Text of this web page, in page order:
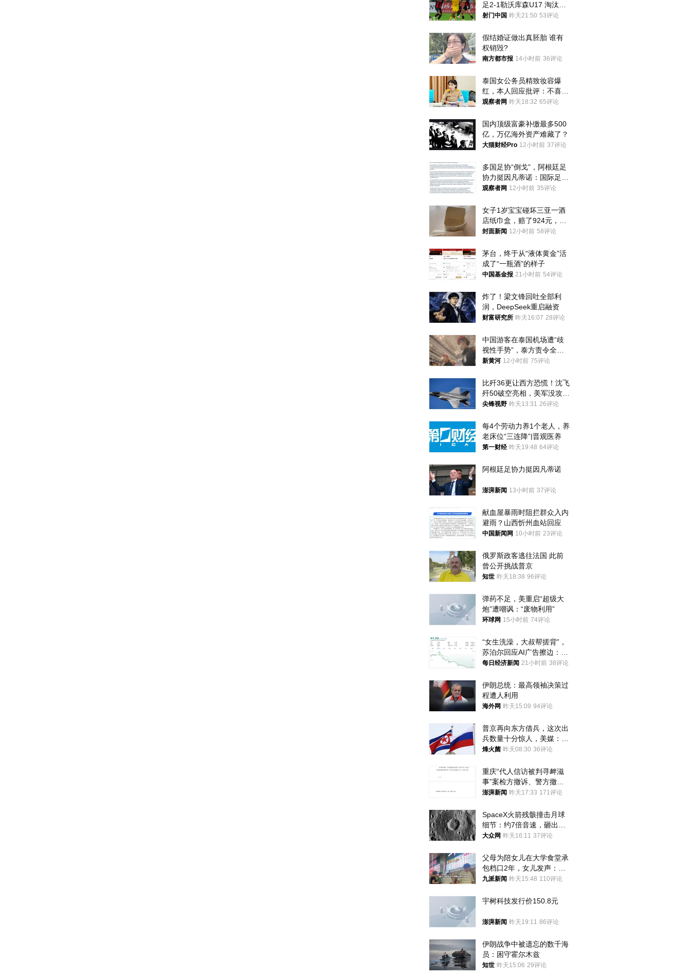
足2-1勒沃库森U17 淘汰赛
将战河床
射门中国 昨天21:50 53评论
假结婚证做出真胚胎 谁有
权销毁?
南方都市报 14小时前 36评论
泰国女公务员精致妆容爆
红，本人回应批评：不喜欢
就别看
观察者网 昨天18:32 65评论
国内顶级富豪补缴最多500
亿，万亿海外资产难藏了？
大猫财经Pro 12小时前 37评论
多国足协“倒戈”，阿根廷足
协力挺因凡蒂诺：国际足联
今后应继续在其领导下前行
观察者网 12小时前 35评论
女子1岁宝宝碰坏三亚一酒
店纸巾盒，赔了924元，发
帖吐槽后酒店退还一半的
封面新闻 12小时前 58评论
茅台，终于从“液体黄金”活
成了“一瓶酒”的样子
中国基金报 21小时前 54评论
炸了！梁文锋回吐全部利
润，DeepSeek重启融资
财富研究所 昨天16:07 28评论
中国游客在泰国机场遭“歧
视性手势”，泰方责令全面
调查，对责任人采取最严厉
新黄河 12小时前 75评论
比歼36更让西方恐慌！沈飞
歼50破空亮相，美军没攻克
的技术被拿下
尖锋视野 昨天13:31 26评论
每4个劳动力养1个老人，养
老床位“三连降”|晋观医养
第一财经 昨天19:48 64评论
阿根廷足协力挺因凡蒂诺
澎湃新闻 13小时前 37评论
献血屋暴雨时阻拦群众入内
避雨？山西忻州血站回应
中国新闻网 10小时前 23评论
俄罗斯政客逃往法国 此前
曾公开挑战普京
知世 昨天18:38 96评论
弹药不足，美重启“超级大
炮”遭嘲讽：“废物利用”
环球网 15小时前 74评论
“女生洗澡，大叔帮搓背”，
苏泊尔回应AI广告擦边：视
频全下架，已强化内容管理
每日经济新闻 21小时前 38评论
伊朗总统：最高领袖决策过
程遭人利用
海外网 昨天15:09 94评论
普京再向东方借兵，这次出
兵数量十分惊人，美媒：俄
朝要动真格？
烽火菌 昨天08:30 36评论
重庆“代人信访被判寻衅滋
事”案检方撤诉、警方撤
案，两被告人获国赔
澎湃新闻 昨天17:33 171评论
SpaceX火箭残骸撞击月球
细节：约7倍音速，砸出直
径约30米撞击坑
大众网 昨天16:11 37评论
父母为陪女儿在大学食堂承
包档口2年，女儿发声：初
衷是为了陪伴，毕业后将不
九派新闻 昨天15:48 110评论
宇树科技发行价150.8元
澎湃新闻 昨天19:11 86评论
伊朗战争中被遗忘的数千海
员：困守霍尔木兹
知世 昨天15:06 29评论